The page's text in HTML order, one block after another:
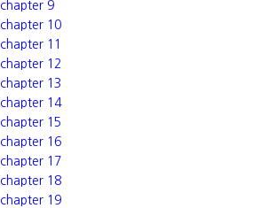
chapter 9
chapter 10
chapter 11
chapter 12
chapter 13
chapter 14
chapter 15
chapter 16
chapter 17
chapter 18
chapter 19